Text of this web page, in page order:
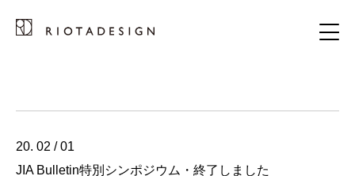
20. 02 / 01
JIA Bulletin特別シンポジウム・終了しました